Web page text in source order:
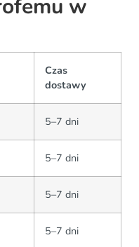
w
Czas
dostawy
5–7 dni
5–7 dni
5–7 dni
5–7 dni